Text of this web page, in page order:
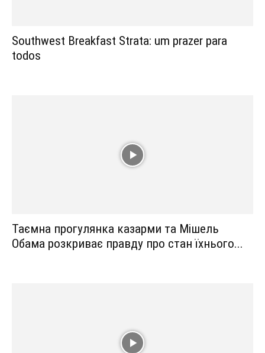
Southwest Breakfast Strata: um prazer para
todos
Таємна прогулянка казарми та Мішель
Обама розкриває правду про стан їхнього...